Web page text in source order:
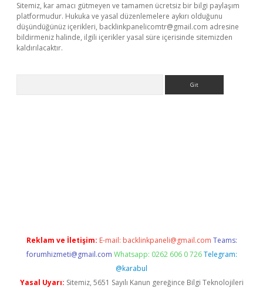
Sitemiz, kar amacı gütmeyen ve tamamen ücretsiz bir bilgi paylaşım
platformudur. Hukuka ve yasal düzenlemelere aykırı olduğunu
düşündüğünüz içerikleri, backlinkpanelicomtr@gmail.com adresine
bildirmeniz halinde, ilgili içerikler yasal süre içerisinde sitemizden
kaldırılacaktır.
Reklam ve İletişim: E-mail: backlinkpaneli@gmail.com Teams:
forumhizmeti@gmail.com Whatsapp: 0262 606 0 726 Telegram:
@karabul
Yasal Uyarı: Sitemiz, 5651 Sayılı Kanun gereğince Bilgi Teknolojileri